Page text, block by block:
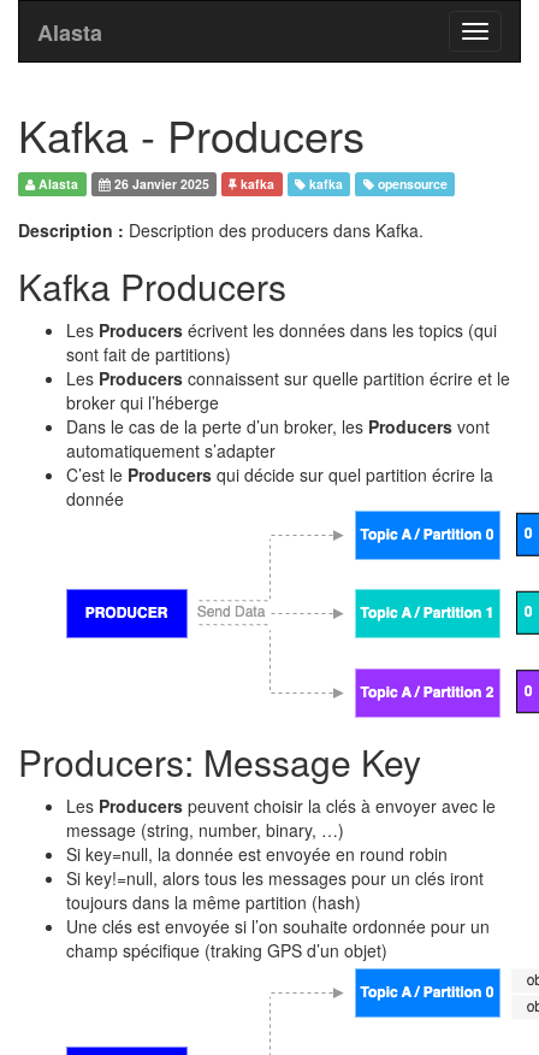
Toggle
Alasta
Kafka - Producers
Alasta 26 Janvier 2025 kafka kafka opensource
Description : Description des producers dans Kafka.
Kafka Producers
Les Producers écrivent les données dans les topics (qui
sont fait de partitions)
Les Producers connaissent sur quelle partition écrire et le
broker qui l’héberge
Dans le cas de la perte d’un broker, les Producers vont
automatiquement s’adapter
C’est le Producers qui décide sur quel partition écrire la
donnée
Producers: Message Key
Les Producers peuvent choisir la clés à envoyer avec le
message (string, number, binary, …)
Si key=null, la donnée est envoyée en round robin
Si key!=null, alors tous les messages pour un clés iront
toujours dans la même partition (hash)
Une clés est envoyée si l’on souhaite ordonnée pour un
champ spécifique (traking GPS d’un objet)